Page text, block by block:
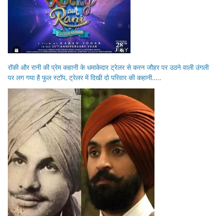
रॉकी और रानी की प्रेम कहानी के धमाकेदार ट्रेलर से करन जौहर पर उठने वाली उंगली
पर लग गया है फुल स्टॉप, ट्रेलर में दिखी दो परिवार की कहानी…..